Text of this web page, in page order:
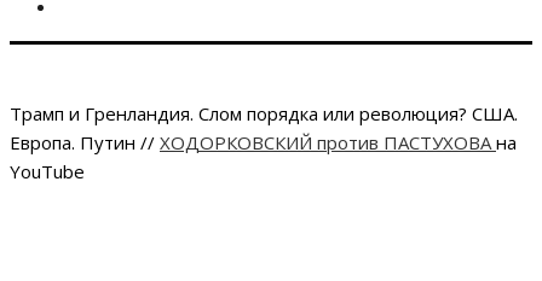
Трамп и Гренландия. Слом порядка или революция? США.
Европа. Путин // ХОДОРКОВСКИЙ против ПАСТУХОВА на
YouTube